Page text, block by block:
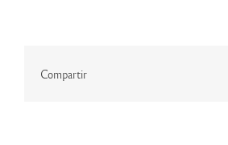
Compartir